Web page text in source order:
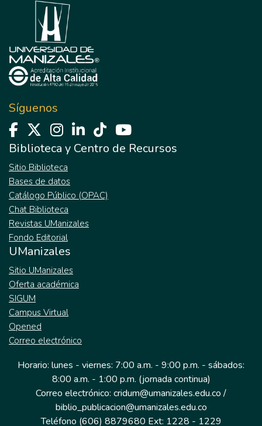
Síguenos
Biblioteca y Centro de Recursos
Sitio Biblioteca
Bases de datos
Catálogo Público (OPAC)
Chat Biblioteca
Revistas UManizales
Fondo Editorial
UManizales
Sitio UManizales
Oferta académica
SIGUM
Campus Virtual
Opened
Correo electrónico
Horario: lunes - viernes: 7:00 a.m. - 9:00 p.m. - sábados:
8:00 a.m. - 1:00 p.m. (jornada continua)
Correo electrónico: cridum@umanizales.edu.co /
biblio_publicacion@umanizales.edu.co
Teléfono (606) 8879680 Ext: 1228 - 1229